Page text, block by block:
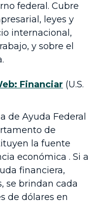
federal. Cubre
leyes y
internacional,
y sobre el
Financiar (U.S.
de Ayuda Federal
de
la fuente
económica . Si a
financiera,
se brindan cada
de dólares en